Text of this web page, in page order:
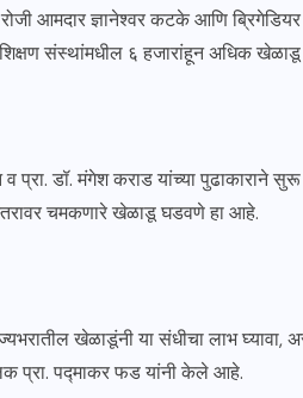
आमदार ज्ञानेश्वर कटके आणि
संस्थांमधील ६ हजारांहून अधिक खेळाडू
प्रा. डॉ. मंगेश कराड यांच्या पुढाकाराने सुरू
चमकणारे खेळाडू घडवणे हा आहे.
खेळाडूंनी या संधीचा लाभ
प्रा. पद्माकर फड यांनी केले आहे.